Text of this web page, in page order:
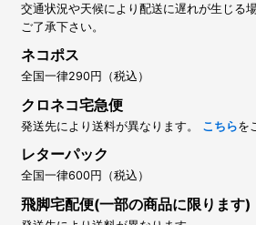
交通状況や天候により配送に遅れが生じる
ご了承下さい。
ネコポス
全国一律290円（税込）
クロネコ宅急便
発送先により送料が異なります。 こちらを
レターパック
全国一律600円（税込）
飛脚宅配便(一部の商品に限ります)